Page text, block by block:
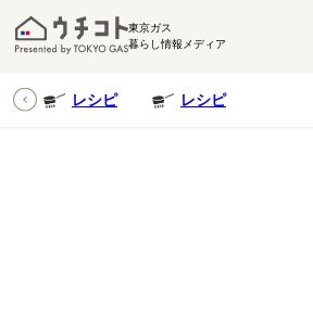
東京ガス
暮らし情報メディア
レシピ レシピ